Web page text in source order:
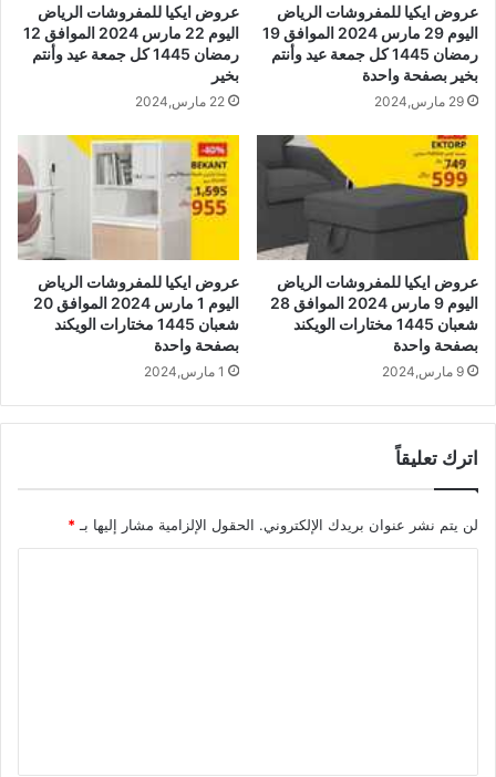
عروض ايكيا للمفروشات الرياض
اليوم 29 مارس 2024 الموافق 19
رمضان 1445 كل جمعة عيد وأنتم
بخير بصفحة واحدة
29 مارس,2024
عروض ايكيا للمفروشات الرياض
اليوم 22 مارس 2024 الموافق 12
رمضان 1445 كل جمعة عيد وأنتم
بخير
22 مارس,2024
عروض ايكيا للمفروشات الرياض
اليوم 9 مارس 2024 الموافق 28
شعبان 1445 مختارات الويكند
بصفحة واحدة
9 مارس,2024
عروض ايكيا للمفروشات الرياض
اليوم 1 مارس 2024 الموافق 20
شعبان 1445 مختارات الويكند
بصفحة واحدة
1 مارس,2024
اترك تعليقاً
لن يتم نشر عنوان بريدك الإلكتروني. الحقول الإلزامية مشار إليها بـ *